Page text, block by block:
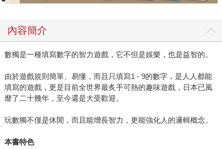
內容簡介
數獨是一種填寫數字的智力遊戲，它不但是娛樂，也是益智的。
由於遊戲規則簡單、易懂，而且只填寫1 - 9的數字，是人人都能
填寫的遊戲，更是目前全世界最炙手可熱的趣味遊戲，日本已風
靡了二十幾年，至今還是大受歡迎。
玩數獨不僅是休閒，而且能增長智力，更能強化人的邏輯概念。
本書特色